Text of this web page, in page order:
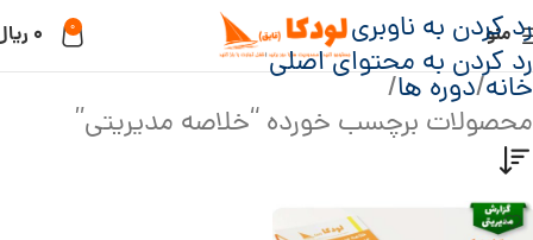
رد کردن به ناوبری
رد کردن به محتوای اصلی
منو 0 ۰
خانه دوره ها
محصولات برچسب خورده “خلاصه مدیریتی”